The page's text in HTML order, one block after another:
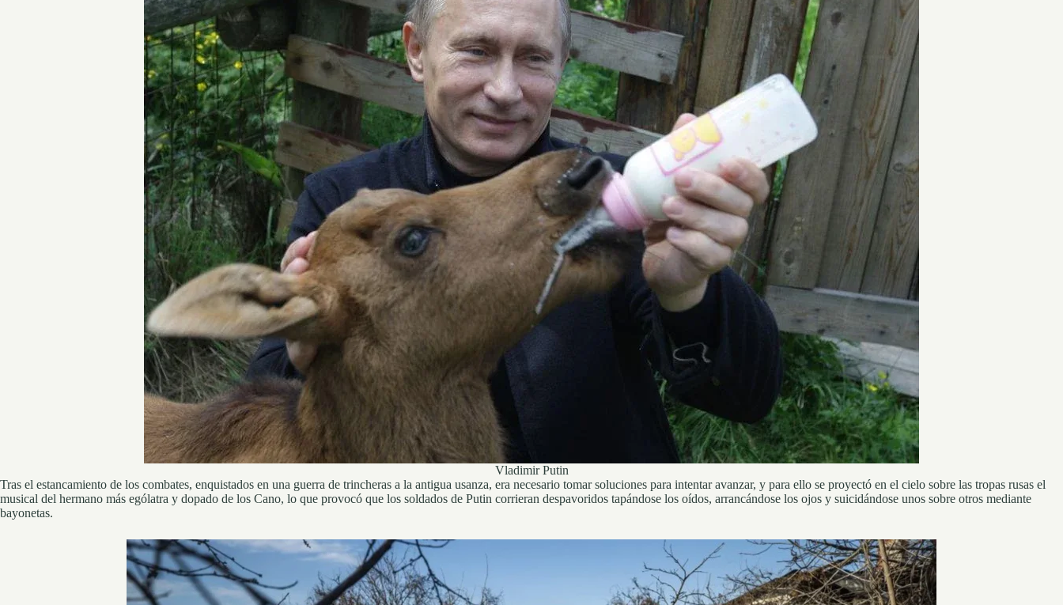
Vladimir Putin
Tras el estancamiento de los combates, enquistados en una guerra de trincheras a la antigua usanza, era necesario tomar soluciones para intentar avanzar, y para ello se proyectó en el cielo sobre las tropas rusas el
musical del hermano más ególatra y dopado de los Cano, lo que provocó que los soldados de Putin corrieran despavoridos tapándose los oídos, arrancándose los ojos y suicidándose unos sobre otros mediante
bayonetas.